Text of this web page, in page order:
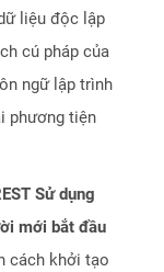
liệu độc lập
cú pháp của
ngữ lập trình
phương tiện
Sử dụng
mới bắt đầu
cách khởi tạo